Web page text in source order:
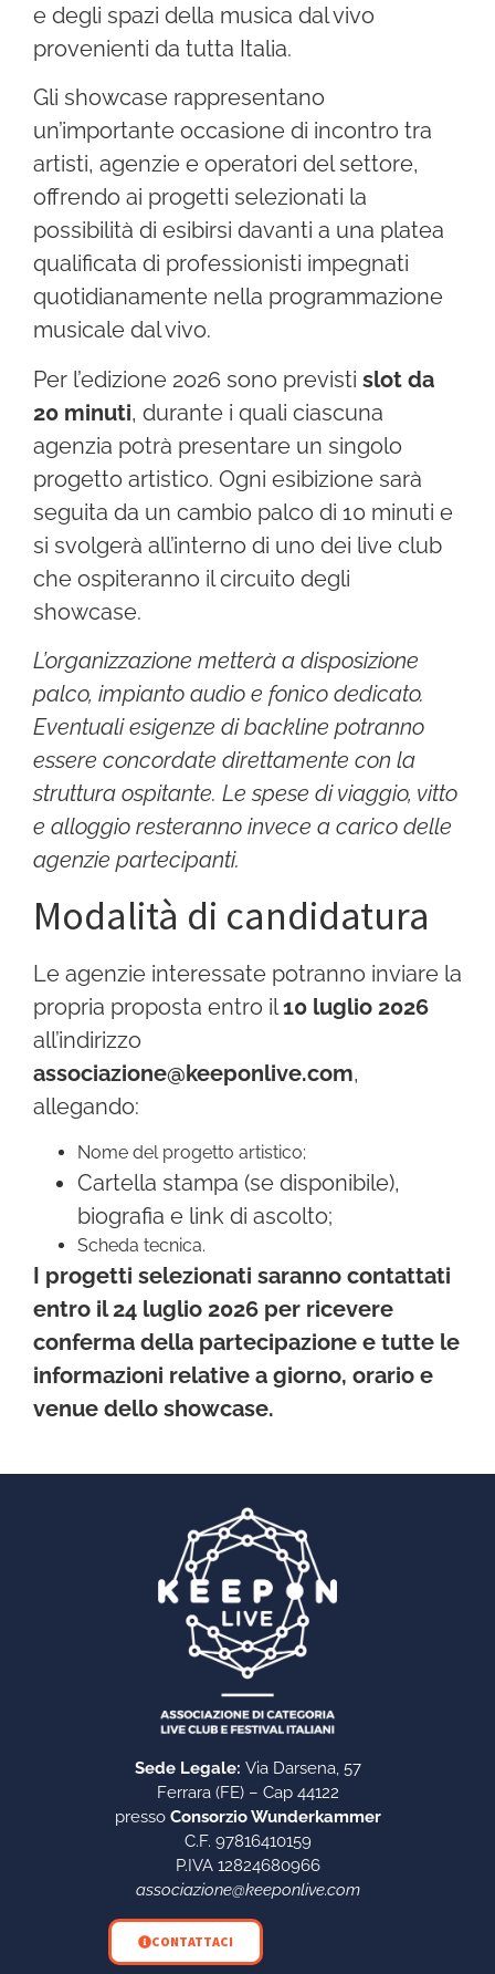
e degli spazi della musica dal vivo
provenienti da tutta Italia.
Gli showcase rappresentano
un’importante occasione di incontro tra
artisti, agenzie e operatori del settore,
offrendo ai progetti selezionati la
possibilità di esibirsi davanti a una platea
qualificata di professionisti impegnati
quotidianamente nella programmazione
musicale dal vivo.
Per l’edizione 2026 sono previsti slot da
20 minuti, durante i quali ciascuna
agenzia potrà presentare un singolo
progetto artistico. Ogni esibizione sarà
seguita da un cambio palco di 10 minuti e
si svolgerà all’interno di uno dei live club
che ospiteranno il circuito degli
showcase.
L’organizzazione metterà a disposizione
palco, impianto audio e fonico dedicato.
Eventuali esigenze di backline potranno
essere concordate direttamente con la
struttura ospitante. Le spese di viaggio, vitto
e alloggio resteranno invece a carico delle
agenzie partecipanti.
Modalità di candidatura
Le agenzie interessate potranno inviare la
propria proposta entro il10 luglio 2026
all’indirizzo
associazione@keeponlive.com,
allegando:
Nome del progetto artistico;
Cartella stampa (se disponibile),
biografia e link di ascolto;
Scheda tecnica.
I progetti selezionati saranno contattati
entro il 24 luglio 2026 per ricevere
conferma della partecipazione e tutte le
informazioni relative a giorno, orario e
venue dello showcase.
Sede Legale: Via Darsena, 57
Ferrara (FE) – Cap 44122
presso Consorzio Wunderkammer
C.F. 97816410159
P.IVA 12824680966
associazione@keeponlive.com
CONTATTACI